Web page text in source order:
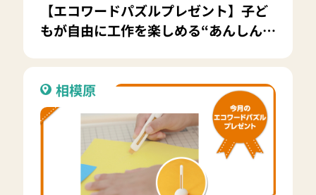
【エコワードパズルプレゼント】子ど
もが自由に工作を楽しめる“あんしん設
相模原